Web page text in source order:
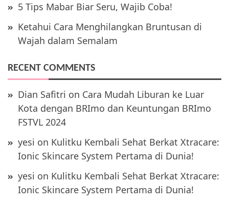
5 Tips Mabar Biar Seru, Wajib Coba!
Ketahui Cara Menghilangkan Bruntusan di
Wajah dalam Semalam
RECENT COMMENTS
Dian Safitri on Cara Mudah Liburan ke Luar
Kota dengan BRImo dan Keuntungan BRImo
FSTVL 2024
yesi on Kulitku Kembali Sehat Berkat Xtracare:
Ionic Skincare System Pertama di Dunia!
yesi on Kulitku Kembali Sehat Berkat Xtracare:
Ionic Skincare System Pertama di Dunia!